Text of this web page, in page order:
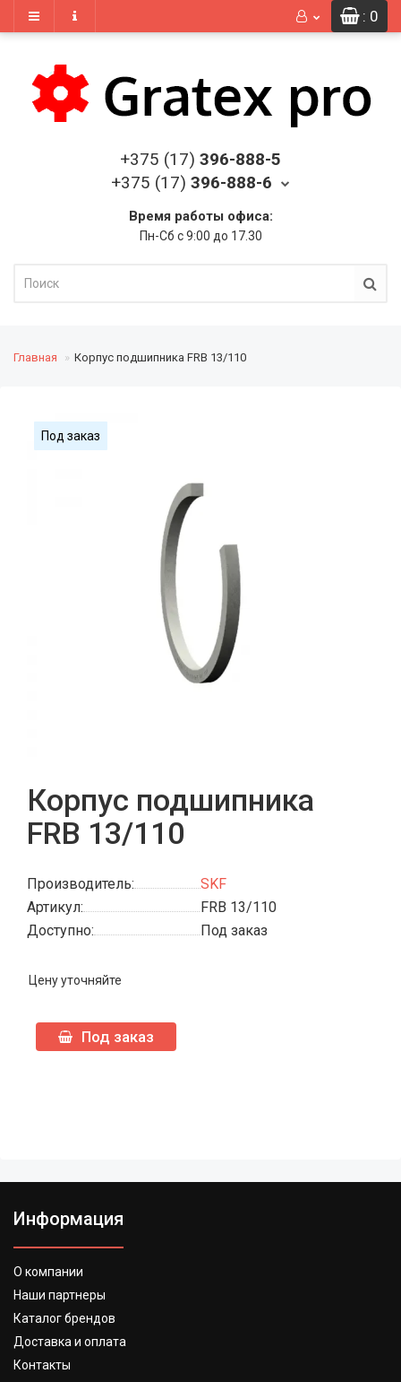
: 0
+375 (17) 396-888-5
+375 (17) 396-888-6
Время работы офиса:
Пн-Сб с 9:00 до 17.30
Главная Корпус подшипника FRB 13/110
Под заказ
Корпус подшипника
FRB 13/110
Производитель:
SKF
Артикул:
FRB 13/110
Доступно:
Под заказ
Цену уточняйте
Под заказ
Информация
О компании
Наши партнеры
Каталог брендов
Доставка и оплата
Контакты